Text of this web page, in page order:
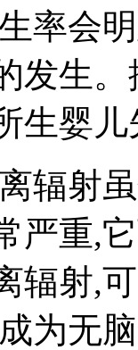
率会
发生
生婴
辐射
严重,
辐射,
为无